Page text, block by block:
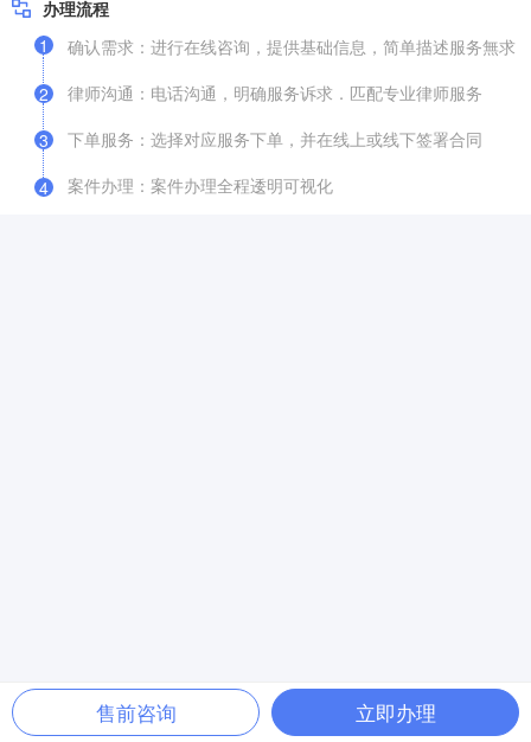
办理流程
1
确认需求：进行在线咨询，提供基础信息，简单描述服务無求
2
律师沟通：电话沟通，明确服务诉求．匹配专业律师服务
3
下单服务：选择对应服务下单，并在线上或线下签署合同
4 案件办理：案件办理全程逶明可视化
售前咨询 立即办理